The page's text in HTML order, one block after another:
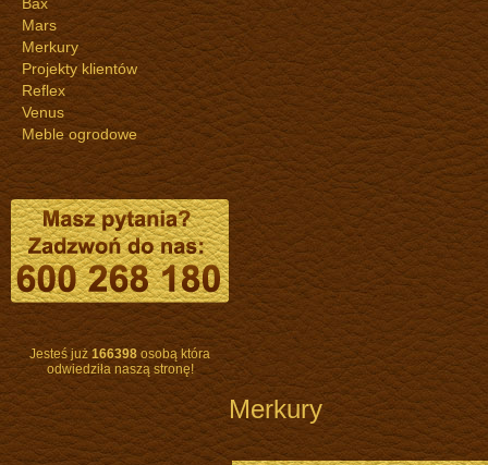
Mars
Merkury
Projekty klientów
Reflex
Venus
Meble ogrodowe
Jesteś już 166398osobą która
odwiedziła naszą stronę!
Merkury